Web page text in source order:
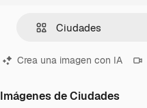
Crea una imagen con IA
Imágenes de Ciudades